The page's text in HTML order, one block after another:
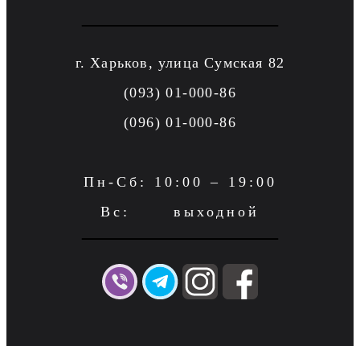
г. Харьков, улица Сумская 82
(093) 01-000-86
(096) 01-000-86
Пн-Сб: 10:00 – 19:00
Вс: выходной